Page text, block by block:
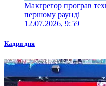
Макгрегор програв
першому раунді
12.07.2026, 9:59
Кадри дня